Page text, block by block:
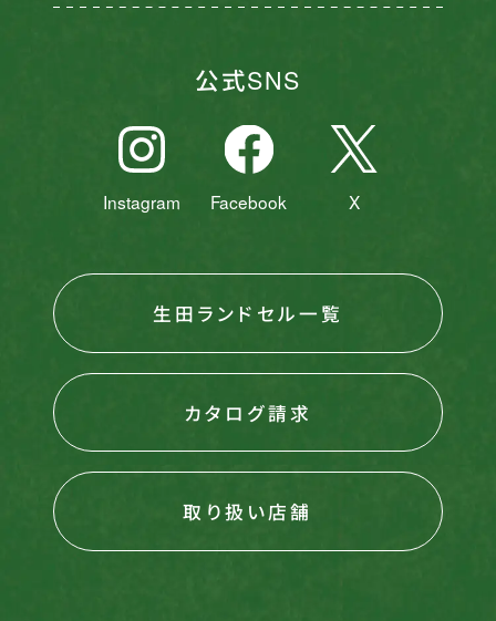
公式SNS
Instagram Facebook X
生田ランドセル一覧
カタログ請求
取り扱い店舗